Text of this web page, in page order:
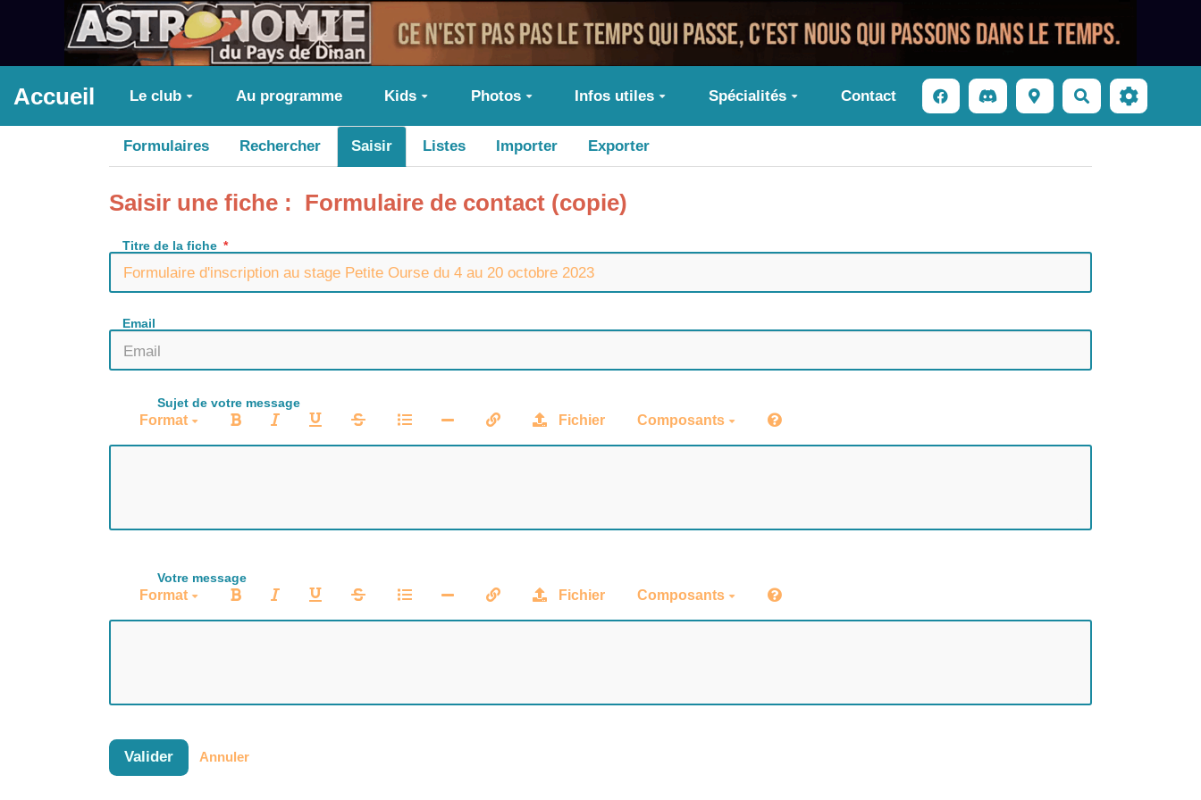
Aller au contenu principal
Accueil Le club Au programme Kids Photos Infos utiles Spécialités Contact Rechercher
Formulaires Rechercher Saisir Listes Importer Exporter
Saisir une fiche : Formulaire de contact (copie)
Titre de la fiche
Email
Sujet de votre message
Format Fichier Composants
Votre message
Format Fichier Composants
Valider Annuler